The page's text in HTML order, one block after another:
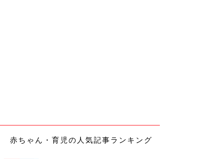
赤ちゃん・育児の人気記事ランキング